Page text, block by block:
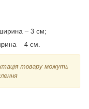
– 3 см;
– 4 см.
товару можуть